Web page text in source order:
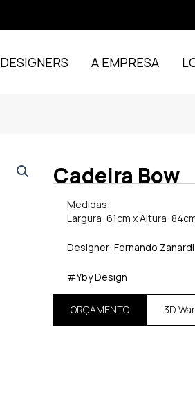
DESIGNERS A EMPRESA
Cadeira Bow
Medidas:
Largura: 61cm x Altura:
Designer: Fernando Zanardi
#Yby Design
ORÇAMENTO 3D